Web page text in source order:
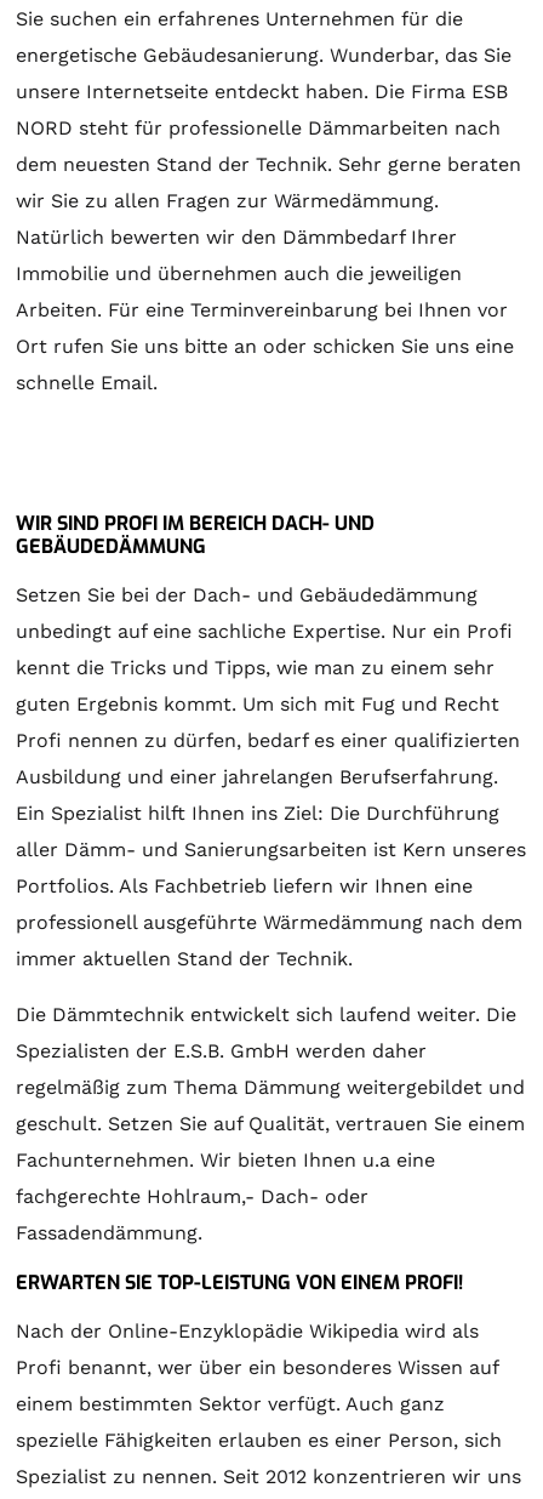
Sie suchen ein erfahrenes Unternehmen für die
energetische Gebäudesanierung. Wunderbar, das Sie
unsere Internetseite entdeckt haben. Die Firma ESB
NORD steht für professionelle Dämmarbeiten nach
dem neuesten Stand der Technik. Sehr gerne beraten
wir Sie zu allen Fragen zur Wärmedämmung.
Natürlich bewerten wir den Dämmbedarf Ihrer
Immobilie und übernehmen auch die jeweiligen
Arbeiten. Für eine Terminvereinbarung bei Ihnen vor
Ort rufen Sie uns bitte an oder schicken Sie uns eine
schnelle Email.
WIR SIND PROFI IM BEREICH DACH- UND
GEBÄUDEDÄMMUNG
Setzen Sie bei der Dach- und Gebäudedämmung
unbedingt auf eine sachliche Expertise. Nur ein Profi
kennt die Tricks und Tipps, wie man zu einem sehr
guten Ergebnis kommt. Um sich mit Fug und Recht
Profi nennen zu dürfen, bedarf es einer qualifizierten
Ausbildung und einer jahrelangen Berufserfahrung.
Ein Spezialist hilft Ihnen ins Ziel: Die Durchführung
aller Dämm- und Sanierungsarbeiten ist Kern unseres
Portfolios. Als Fachbetrieb liefern wir Ihnen eine
professionell ausgeführte Wärmedämmung nach dem
immer aktuellen Stand der Technik.
Die Dämmtechnik entwickelt sich laufend weiter. Die
Spezialisten der E.S.B. GmbH werden daher
regelmäßig zum Thema Dämmung weitergebildet und
geschult. Setzen Sie auf Qualität, vertrauen Sie einem
Fachunternehmen. Wir bieten Ihnen u.a eine
fachgerechte Hohlraum,- Dach- oder
Fassadendämmung.
ERWARTEN SIE TOP-LEISTUNG VON EINEM PROFI!
Nach der Online-Enzyklopädie Wikipedia wird als
Profi benannt, wer über ein besonderes Wissen auf
einem bestimmten Sektor verfügt. Auch ganz
spezielle Fähigkeiten erlauben es einer Person, sich
Spezialist zu nennen. Seit 2012 konzentrieren wir uns